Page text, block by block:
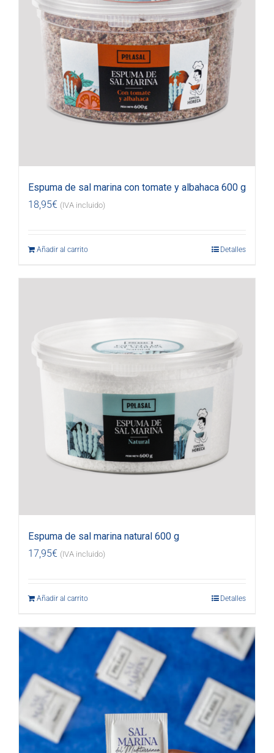
Espuma de sal marina con tomate y albahaca 600 g
18,95€ (IVA incluido)
Añadir al carrito Detalles
Espuma de sal marina natural 600 g
17,95€ (IVA incluido)
Añadir al carrito Detalles